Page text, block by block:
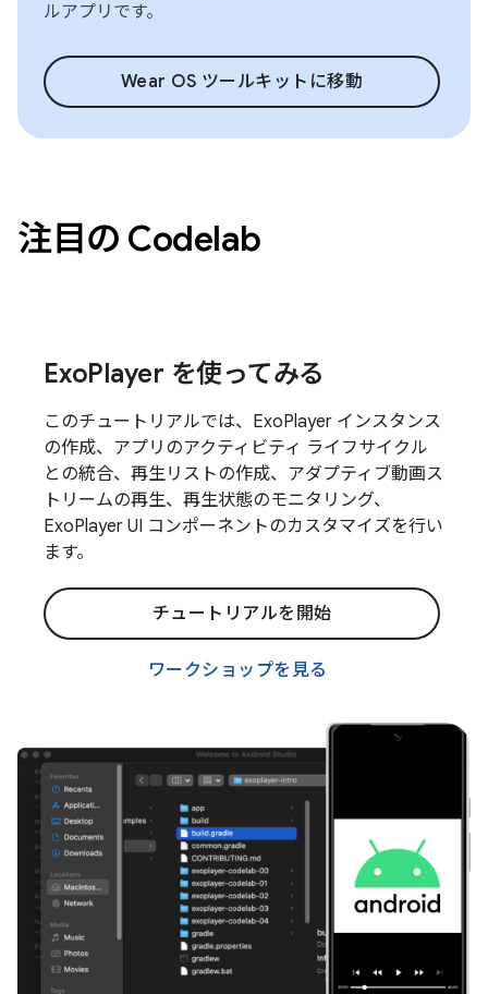
ルアプリです。
Wear OS ツールキットに移動
注目の Codelab
ExoPlayer を使ってみる
このチュートリアルでは、ExoPlayer インスタンス
の作成、アプリのアクティビティ ライフサイクル
との統合、再生リストの作成、アダプティブ動画ス
トリームの再生、再生状態のモニタリング、
ExoPlayer UI コンポーネントのカスタマイズを行い
ます。
チュートリアルを開始
ワークショップを見る